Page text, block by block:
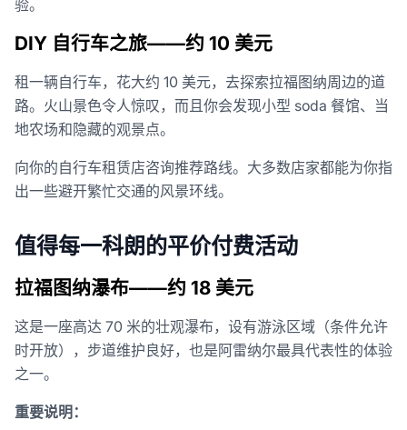
验。
DIY 自行车之旅——约 10 美元
租一辆自行车，花大约 10 美元，去探索拉福图纳周边的道
路。火山景色令人惊叹，而且你会发现小型 soda 餐馆、当
地农场和隐藏的观景点。
向你的自行车租赁店咨询推荐路线。大多数店家都能为你指
出一些避开繁忙交通的风景环线。
值得每一科朗的平价付费活动
拉福图纳瀑布——约 18 美元
这是一座高达 70 米的壮观瀑布，设有游泳区域（条件允许
时开放），步道维护良好，也是阿雷纳尔最具代表性的体验
之一。
重要说明：